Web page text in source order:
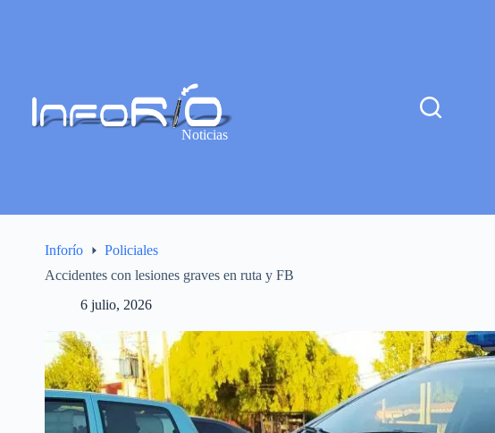
Noticias
Inforío
Policiales
Accidentes con lesiones graves en ruta y FB
6 julio, 2026